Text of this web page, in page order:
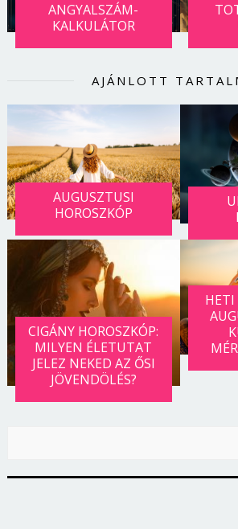
ANGYALSZÁM-
KALKULÁTOR
AJÁNLOTT
AUGUSZTUSI
HOROSZKÓP
CIGÁNY HOROSZKÓP:
MILYEN ÉLETUTAT
JELEZ NEKED AZ ŐSI
JÖVENDÖLÉS?
HETI